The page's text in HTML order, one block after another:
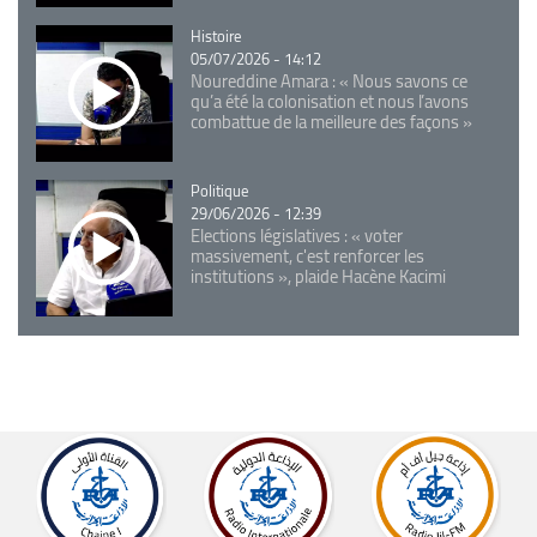
Catégorie
Histoire
05/07/2026 - 14:12
Noureddine Amara : « Nous savons ce
qu’a été la colonisation et nous l’avons
combattue de la meilleure des façons »
Catégorie
Politique
29/06/2026 - 12:39
Elections législatives : « voter
massivement, c'est renforcer les
institutions », plaide Hacène Kacimi